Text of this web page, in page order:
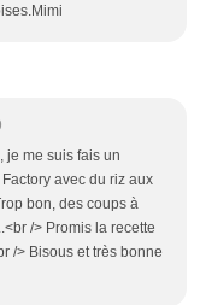
je me suis fais un
avec du riz aux
bon, des coups à
/> Promis la recette
/> Bisous et très bonne